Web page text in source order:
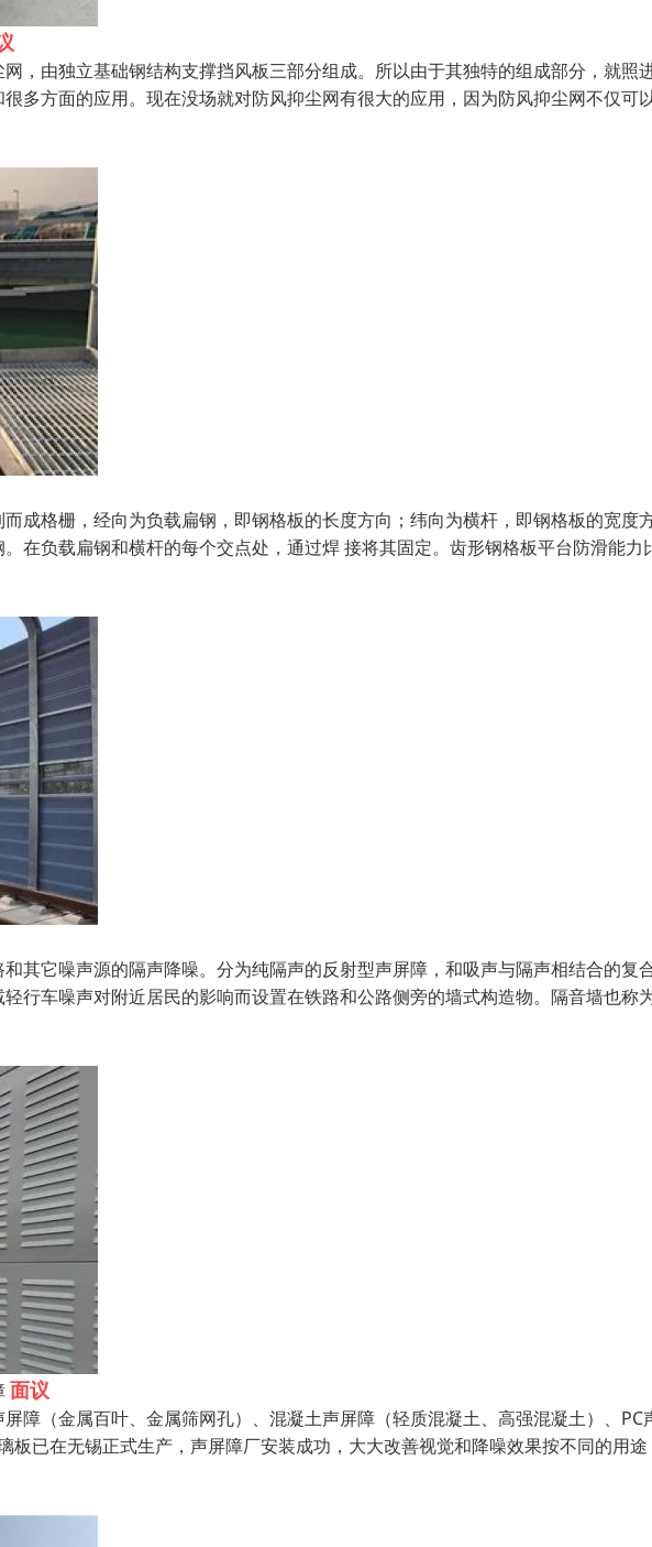
，由独立基础钢结构支撑挡风板三部分组成。所以由于其独特的组成部分，就照
多方面的应用。现在没场就对防风抑尘网有很大的应用，因为防风抑尘网不仅可
成格栅，经向为负载扁钢，即钢格板的长度方向；纬向为横杆，即钢格板的宽度
在负载扁钢和横杆的每个交点处，通过焊 接将其固定。齿形钢格板平台防滑能力
其它噪声源的隔声降噪。分为纯隔声的反射型声屏障，和吸声与隔声相结合的复
行车噪声对附近居民的影响而设置在铁路和公路侧旁的墙式构造物。隔音墙也称
面议
障（金属百叶、金属筛网孔）、混凝土声屏障（轻质混凝土、高强混凝土）、PC
板已在无锡正式生产，声屏障厂安装成功，大大改善视觉和降噪效果按不同的用途